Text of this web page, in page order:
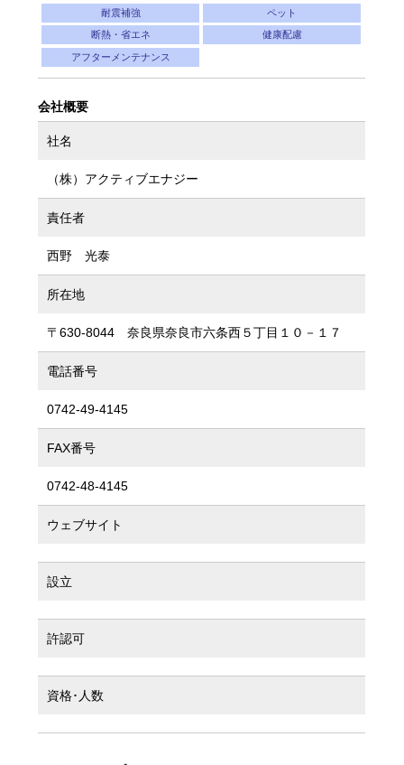
耐震補強 ペット
断熱・省エネ 健康配慮
アフターメンテナンス
会社概要
社名
（株）アクティブエナジー
責任者
西野 光泰
所在地
〒630-8044 奈良県奈良市六条西５丁目１０－１７
電話番号
0742-49-4145
FAX番号
0742-48-4145
ウェブサイト
設立
許認可
資格･人数